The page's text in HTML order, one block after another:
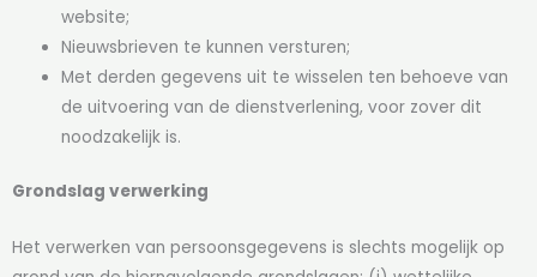
website;
Nieuwsbrieven te kunnen versturen;
Met derden gegevens uit te wisselen ten behoeve van
de uitvoering van de dienstverlening, voor zover dit
noodzakelijk is.
Grondslag verwerking
Het verwerken van persoonsgegevens is slechts mogelijk op